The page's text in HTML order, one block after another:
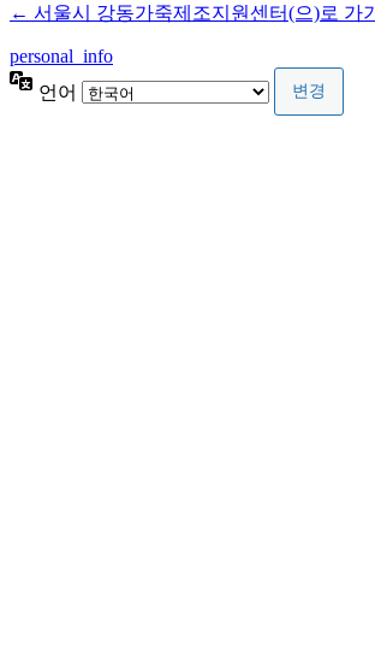
← 서울시 강동가죽제조지원센터(으)로 가기
personal_info
언어